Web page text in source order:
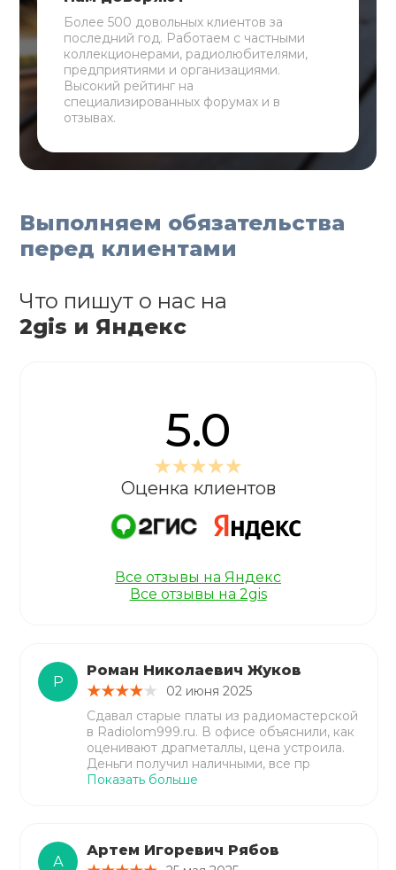
Более 500 довольных клиентов за
последний год. Работаем с частными
коллекционерами, радиолюбителями,
предприятиями и организациями.
Высокий рейтинг на
специализированных форумах и в
отзывах.
Выполняем обязательства
перед клиентами
Р
Роман Николаевич Жуков
02 июня 2025
Сдавал старые платы из радиомастерской
в Radiolom999.ru. В офисе объяснили, как
оценивают драгметаллы, цена устроила.
Деньги получил наличными, все пр
Показать больше
А
Артем Игоревич Рябов
Что пишут о нас на
2gis и Яндекс
5.0
Оценка клиентов
Все отзывы на Яндекс
Все отзывы на 2gis